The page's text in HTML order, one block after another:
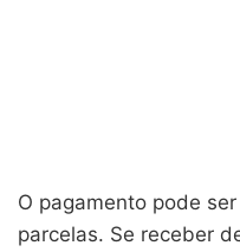
O pagamento pode
parcelas. Se receber